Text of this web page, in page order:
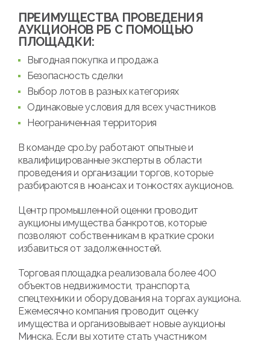
ПРЕИМУЩЕСТВА ПРОВЕДЕНИЯ
АУКЦИОНОВ РБ С ПОМОЩЬЮ
ПЛОЩАДКИ:
Выгодная покупка и продажа
Безопасность сделки
Выбор лотов в разных категориях
Одинаковые условия для всех участников
Неограниченная территория
В команде cpo.by работают опытные и
квалифицированные эксперты в области
проведения и организации торгов, которые
разбираются в нюансах и тонкостях аукционов.
Центр промышленной оценки проводит
аукционы имущества банкротов, которые
позволяют собственникам в краткие сроки
избавиться от задолженностей.
Торговая площадка реализовала более 400
объектов недвижимости, транспорта,
спецтехники и оборудования на торгах аукциона.
Ежемесячно компания проводит оценку
имущества и организовывает новые аукционы
Минска. Если вы хотите стать участником